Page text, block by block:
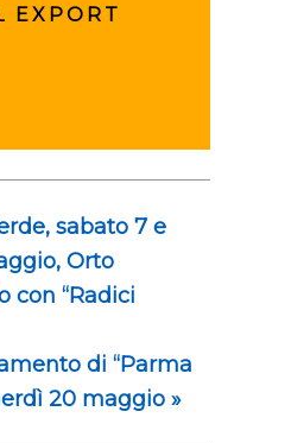
EXPORT
sabato 7 e
Orto
con “Radici
di “Parma
20 maggio »